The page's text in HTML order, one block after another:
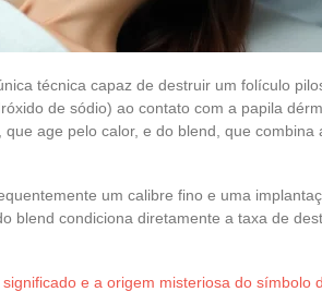
técnica capaz de destruir um folículo
de sódio) ao contato com a papila
age pelo calor, e do blend, que combina
um calibre fino e uma
blend condiciona diretamente a taxa de
e a origem misteriosa do símbolo